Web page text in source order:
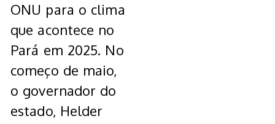
ONU para o clima
que acontece no
Pará em 2025. No
começo de maio,
o governador do
estado, Helder